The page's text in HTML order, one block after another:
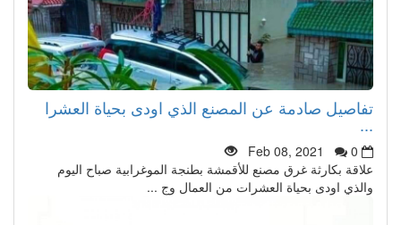
تفاصيل صادمة عن المصنع الذي اودى بحياة العشرا
Feb 08, 2021
0
علاقة بكارثة غرق مصنع للأقمشة بطنجة الموغرابية صباح اليوم
والذي اودى بحياة العشرات من العمال وج ...